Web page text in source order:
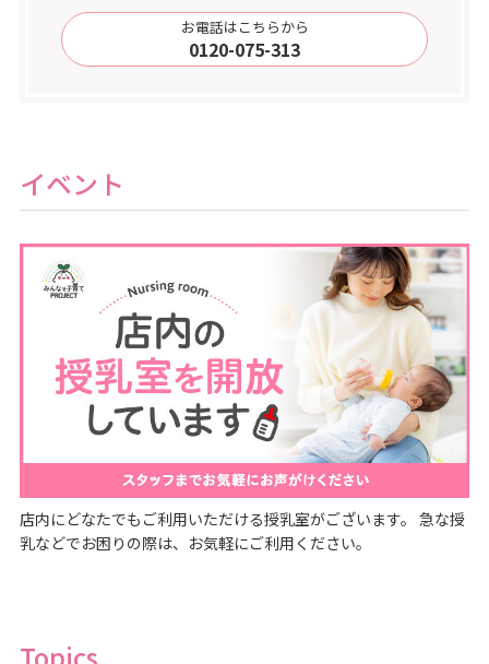
お電話はこちらから
0120-075-313
イベント
店内にどなたでもご利用いただける授乳室がございます。 急な授
乳などでお困りの際は、お気軽にご利用ください。